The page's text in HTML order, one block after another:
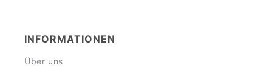
INFORMATIONEN
Über uns